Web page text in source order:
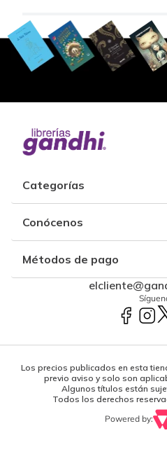
Categorías
Conócenos
Métodos de pago
Los precios publicados en esta
previo aviso y solo son
Algunos títulos están
Todos los derechos
Powered by: